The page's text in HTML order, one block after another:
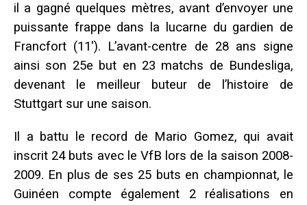
il a gagné quelques mètres, avant d’envoyer une
puissante frappe dans la lucarne du gardien de
Francfort (11′). L’avant-centre de 28 ans signe
ainsi son 25e but en 23 matchs de Bundesliga,
devenant le meilleur buteur de l’histoire de
Stuttgart sur une saison.
Il a battu le record de Mario Gomez, qui avait
inscrit 24 buts avec le VfB lors de la saison 2008-
2009. En plus de ses 25 buts en championnat, le
Guinéen compte également 2 réalisations en